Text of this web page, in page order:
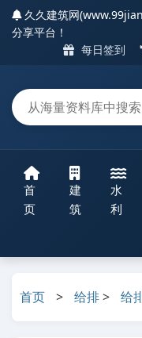
久久建筑网
分享平台！
每日签到
首
页
建
筑
水
利
首页 > 给排> 给